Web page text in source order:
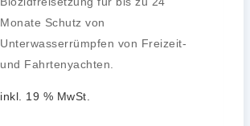
Monate Schutz von
Unterwasserrümpfen von Freizeit-
und Fahrtenyachten.
inkl. 19 % MwSt.